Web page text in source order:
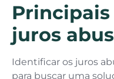
juros
Identificar os juros
para buscar uma